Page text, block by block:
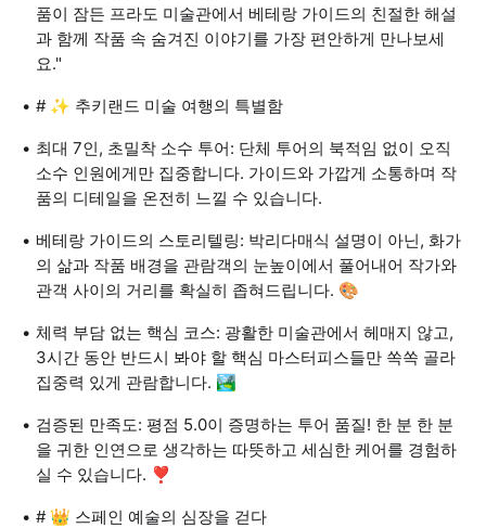
품이 잠든 프라도 미술관에서 베테랑 가이드의 친절한 해설
과 함께 작품 속 숨겨진 이야기를 가장 편안하게 만나보세
요."
# ✨ 추키랜드 미술 여행의 특별함
최대 7인, 초밀착 소수 투어: 단체 투어의 북적임 없이 오직
소수 인원에게만 집중합니다. 가이드와 가깝게 소통하며 작
품의 디테일을 온전히 느낄 수 있습니다.
베테랑 가이드의 스토리텔링: 박리다매식 설명이 아닌, 화가
의 삶과 작품 배경을 관람객의 눈높이에서 풀어내어 작가와
관객 사이의 거리를 확실히 좁혀드립니다. 🎨
체력 부담 없는 핵심 코스: 광활한 미술관에서 헤매지 않고,
3시간 동안 반드시 봐야 할 핵심 마스터피스들만 쏙쏙 골라
집중력 있게 관람합니다. 🏞
검증된 만족도: 평점 5.0이 증명하는 투어 품질! 한 분 한 분
을 귀한 인연으로 생각하는 따뜻하고 세심한 케어를 경험하
실 수 있습니다. ❣
# 👑 스페인 예술의 심장을 걷다